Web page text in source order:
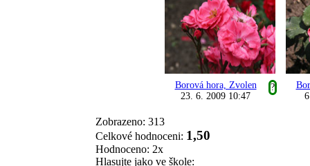
Borová hora, Zvolen
?
23. 6. 2009 10:47
Zobrazeno: 313
Celkové hodnoceni: 1,50
Hodnoceno: 2x
Hlasujte jako ve škole: